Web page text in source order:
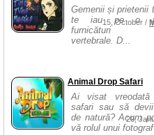
Gemenii și prietenii
te iau pe o
furnicături
vertebrale. D...
15, October /
Animal Drop Safari
Ai visat
safari sau să
de natură? Acum
vă rolul unui
29,